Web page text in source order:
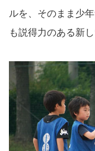
ルを、そのまま少
も説得力のある新